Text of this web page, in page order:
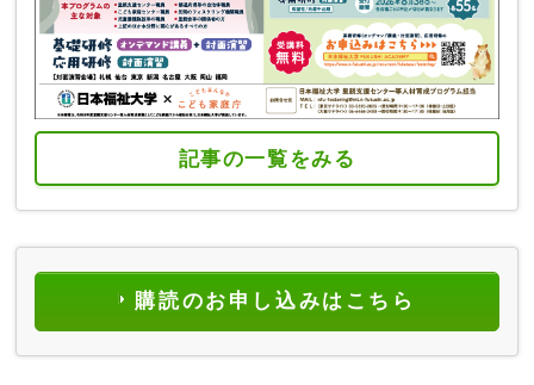
記事の一覧をみる
購読のお申し込みはこちら